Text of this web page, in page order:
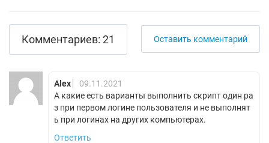
Комментариев: 21 Оставить комментарий
Alex
09.11.2021
А какие есть варианты выполнить скрипт один ра
з при первом логине пользователя и не выполнят
ь при логинах на других компьютерах.
Ответить